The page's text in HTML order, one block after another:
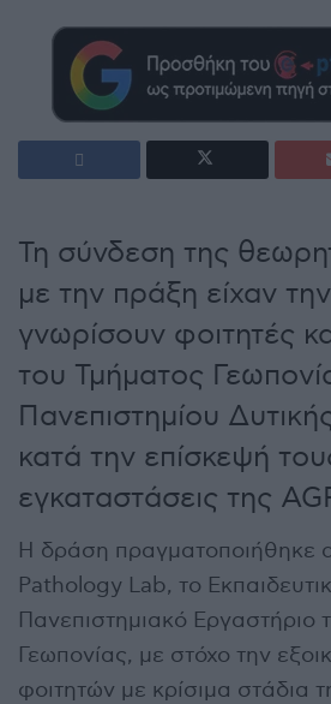
Τη σύνδεση της
με την πράξη είχαν
γνωρίσουν φοιτητές
του Τμήματος
Πανεπιστημίου
κατά την επίσκεψή
εγκαταστάσεις της
Η δράση πραγματοποιήθηκε
Pathology Lab, το
Πανεπιστημιακό Εργαστήριο
Γεωπονίας, με στόχο την
φοιτητών με κρίσιμα στάδια